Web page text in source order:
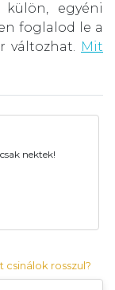
egyéni
foglalod le a
változhat. Mit
nektek!
csinálok rosszul?